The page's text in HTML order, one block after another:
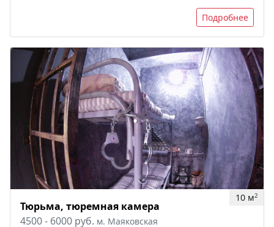
Подробнее
10 м2
Тюрьма, тюремная камера
4500 - 6000 руб. м. Маяковская